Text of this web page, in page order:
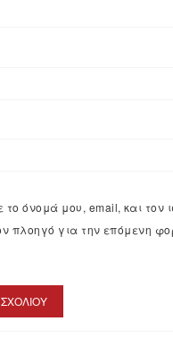
το όνομά μου, email, και τον
πλοηγό για την επόμενη